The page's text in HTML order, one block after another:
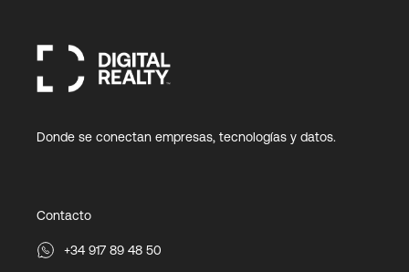
Donde se conectan empresas, tecnologías y datos.
Contacto
+34 917 89 48 50